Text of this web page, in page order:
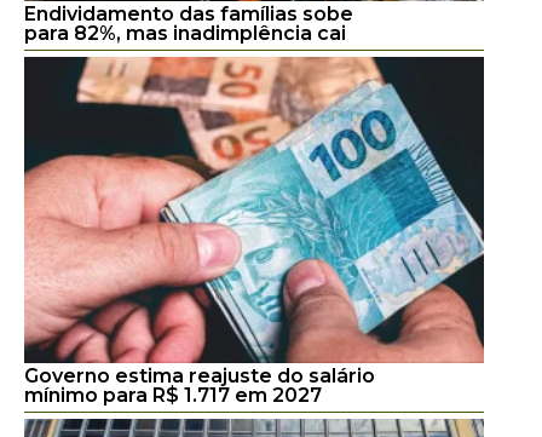
Endividamento das famílias sobe
para 82%, mas inadimplência cai
Governo estima reajuste do salário
mínimo para R$ 1.717 em 2027